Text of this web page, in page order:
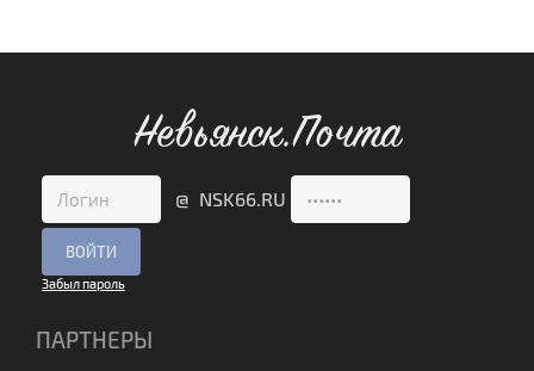
Невьянск.Почта
@ NSK66.RU
Забыл пароль
ПАРТНЕРЫ